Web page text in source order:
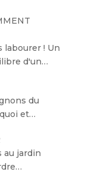
labourer ! Un
d'un…
du
et…
au jardin